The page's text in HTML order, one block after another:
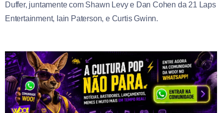
Duffer, juntamente com Shawn Levy e Dan Cohen da 21 Laps
Entertainment, Iain Paterson, e Curtis Gwinn.